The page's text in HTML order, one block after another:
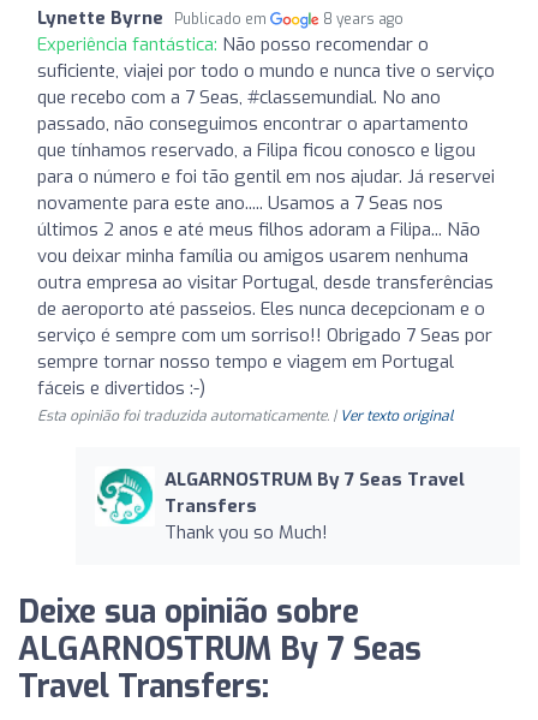
Lynette Byrne Publicado em 8 years ago
Experiência fantástica: Não posso recomendar o
suficiente, viajei por todo o mundo e nunca tive o serviço
que recebo com a 7 Seas, #classemundial. No ano
passado, não conseguimos encontrar o apartamento
que tínhamos reservado, a Filipa ficou conosco e ligou
para o número e foi tão gentil em nos ajudar. Já reservei
novamente para este ano..... Usamos a 7 Seas nos
últimos 2 anos e até meus filhos adoram a Filipa... Não
vou deixar minha família ou amigos usarem nenhuma
outra empresa ao visitar Portugal, desde transferências
de aeroporto até passeios. Eles nunca decepcionam e o
serviço é sempre com um sorriso!! Obrigado 7 Seas por
sempre tornar nosso tempo e viagem em Portugal
fáceis e divertidos :-)
Esta opinião foi traduzida automaticamente. | Ver texto original
ALGARNOSTRUM By 7 Seas Travel
Transfers
Thank you so Much!
Deixe sua opinião sobre
ALGARNOSTRUM By 7 Seas
Travel Transfers: